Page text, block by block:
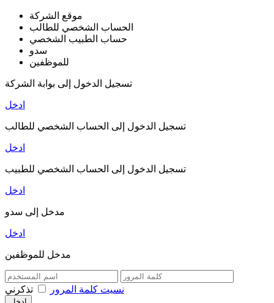
موقع الشركة
الحساب الشخصي للطالب
حساب الطبيب الشخصي
سدو
للموظفين
تسجيل الدخول إلى بوابة الشركة
ادخل
تسجيل الدخول إلى الحساب الشخصي للطالب
ادخل
تسجيل الدخول إلى الحساب الشخصي للطبيب
ادخل
مدخل إلى سدو
ادخل
مدخل للموظفين
نسيت كلمة المرور تذكرني